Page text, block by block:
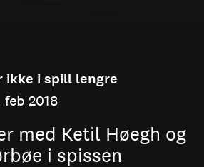
ikke i spill lengre
2018
med Ketil Høegh og
i spissen